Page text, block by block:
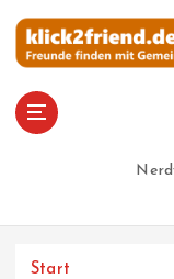
steinla
Start